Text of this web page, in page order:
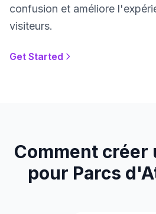
confusion et améliore
visiteurs.
Get Started
Comment créer
pour Parcs